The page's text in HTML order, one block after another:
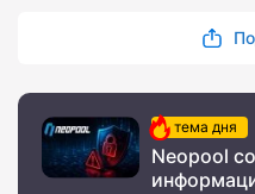
тема дня
Neopool